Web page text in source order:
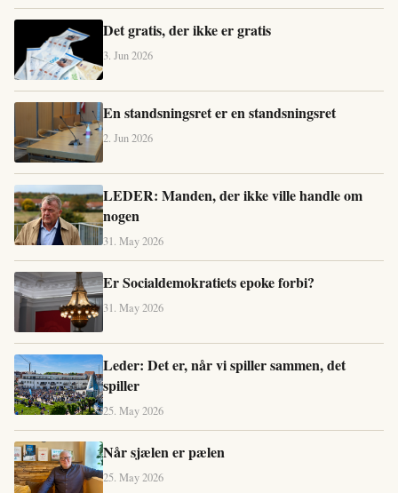
Det gratis, der ikke er gratis
3. Jun 2026
En standsningsret er en standsningsret
2. Jun 2026
LEDER: Manden, der ikke ville handle om
nogen
31. May 2026
Er Socialdemokratiets epoke forbi?
31. May 2026
Leder: Det er, når vi spiller sammen, det
spiller
25. May 2026
Når sjælen er pælen
25. May 2026